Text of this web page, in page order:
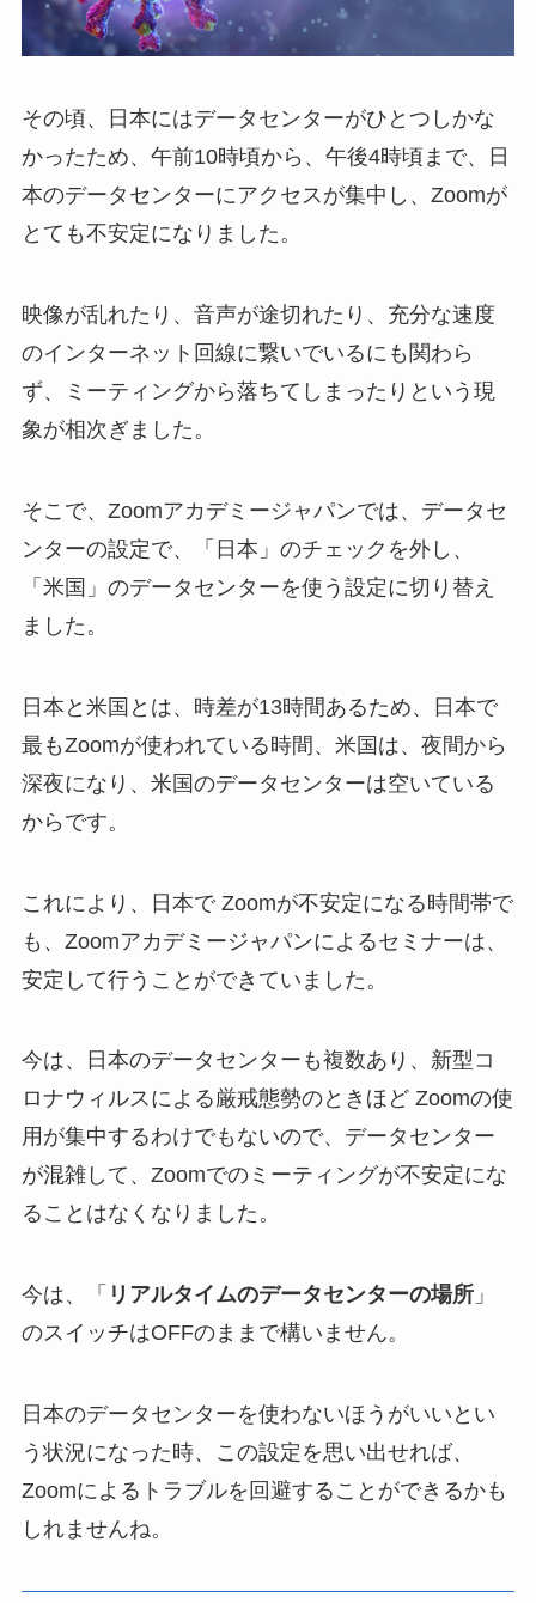
その頃、日本にはデータセンターがひとつしかな
かったため、午前10時頃から、午後4時頃まで、日
本のデータセンターにアクセスが集中し、Zoomが
とても不安定になりました。
映像が乱れたり、音声が途切れたり、充分な速度
のインターネット回線に繋いでいるにも関わら
ず、ミーティングから落ちてしまったりという現
象が相次ぎました。
そこで、Zoomアカデミージャパンでは、データセ
ンターの設定で、「日本」のチェックを外し、
「米国」のデータセンターを使う設定に切り替え
ました。
日本と米国とは、時差が13時間あるため、日本で
最もZoomが使われている時間、米国は、夜間から
深夜になり、米国のデータセンターは空いている
からです。
これにより、日本で Zoomが不安定になる時間帯で
も、Zoomアカデミージャパンによるセミナーは、
安定して行うことができていました。
今は、日本のデータセンターも複数あり、新型コ
ロナウィルスによる厳戒態勢のときほど Zoomの使
用が集中するわけでもないので、データセンター
が混雑して、Zoomでのミーティングが不安定にな
ることはなくなりました。
今は、「 リアルタイムのデータセンターの場所」
のスイッチはOFFのままで構いません。
日本のデータセンターを使わないほうがいいとい
う状況になった時、この設定を思い出せれば、
Zoomによるトラブルを回避することができるかも
しれませんね。